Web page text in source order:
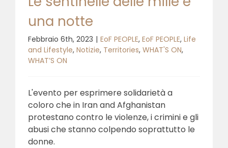
una notte
Febbraio 6th, 2023 | EoF PEOPLE, EoF PEOPLE, Life
and Lifestyle, Notizie, Territories, WHAT'S ON,
WHAT’S ON
L'evento per esprimere solidarietà a
coloro che in Iran and Afghanistan
protestano contro le violenze, i crimini e gli
abusi che stanno colpendo soprattutto le
donne.